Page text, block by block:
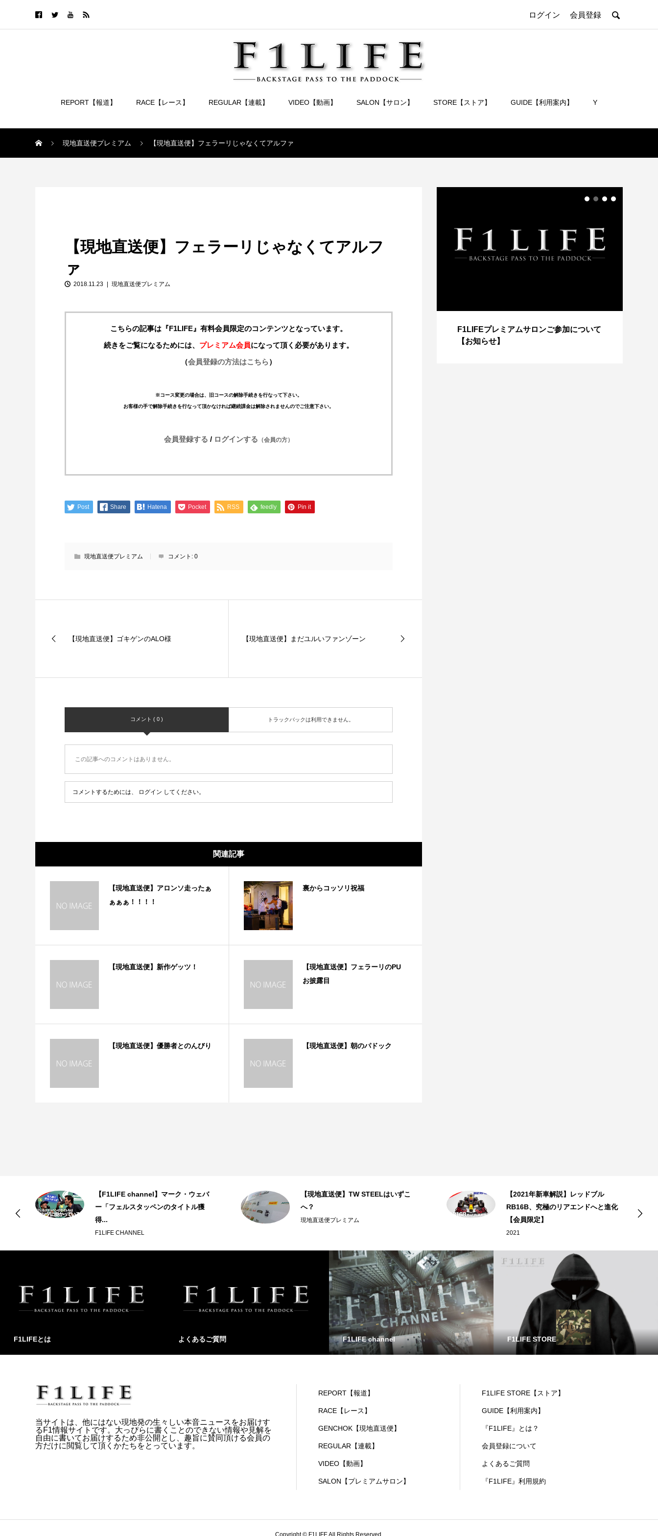
ログイン 会員登録 
REPORT【報道】 RACE【レース】 REGULAR【連載】 VIDEO【動画】 SALON【サロン】 STORE【ストア】 GUIDE【利用案内】 Y
現地直送便プレミアム 【現地直送便】フェラーリじゃなくてアルファ
【現地直送便】フェラーリじゃなくてアルフ
ァ
2018.11.23 現地直送便プレミアム
こちらの記事は『F1LIFE』有料会員限定のコンテンツとなっています。
続きをご覧になるためには、 プレミアム会員になって頂く必要があります。
（会員登録の方法はこちら）
※コース変更の場合は、旧コースの解除手続きを行なって下さい。
お客様の手で解除手続きを行なって頂かなければ継続課金は解除されませんのでご注意下さい。
会員登録する / ログインする （会員の方）
Post Share Hatena Pocket RSS feedly Pin it
現地直送便プレミアム コメント: 0
【現地直送便】ゴキゲンのALO様 【現地直送便】まだユルいファンゾーン
コメント ( 0 ) トラックバックは利用できません。
この記事へのコメントはありません。
コメントするためには、 ログイン してください。
関連記事
【現地直送便】アロンソ走ったぁ
ぁぁぁ！！！！
裏からコッソリ祝福
【現地直送便】新作ゲッツ！
【現地直送便】フェラーリのPU
お披露目
【現地直送便】優勝者とのんびり 【現地直送便】朝のパドック
【特別企画】2026年ホンダの現在地
①「アストンマーティンとの交渉4...
【特別記事】レーシングブルズ、
F1LIFEプレミアムサロンご参加について
【お知らせ】
【F1LIFE channel】マーク・ウェバ
ー「フェルスタッペンのタイトル獲
得...
F1LIFE CHANNEL
【現地直送便】TW STEELはいずこ
へ？
現地直送便プレミアム
【2021年新車解説】レッドブル
RB16B、究極のリアエンドへと進化
【会員限定】
2021
F1LIFEとは よくあるご質問 F1LIFE channel F1LIFE STORE
当サイトは、他にはない現地発の生々しい本音ニュースをお届けす
るF1情報サイトです。大っぴらに書くことのできない情報や見解を
自由に書いてお届けするため非公開とし、趣旨に賛同頂ける会員の
方だけに閲覧して頂くかたちをとっています。
REPORT【報道】
RACE【レース】
GENCHOK【現地直送便】
REGULAR【連載】
VIDEO【動画】
SALON【プレミアムサロン】
F1LIFE STORE【ストア】
GUIDE【利用案内】
『F1LIFE』とは？
会員登録について
よくあるご質問
『F1LIFE』利用規約
Copyright © F1LIFE All Rights Reserved.